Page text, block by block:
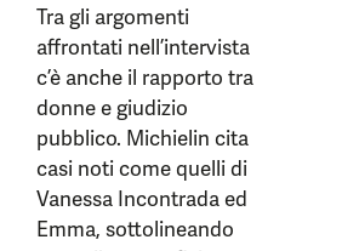
Tra gli argomenti
affrontati nell’intervista
c’è anche il rapporto tra
donne e giudizio
pubblico. Michielin cita
casi noti come quelli di
Vanessa Incontrada ed
Emma, sottolineando